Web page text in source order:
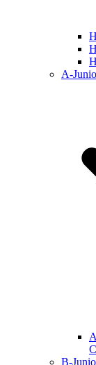
A-
B-